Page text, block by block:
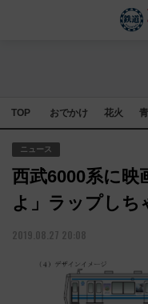
TOP おでかけ 花火
ニュース
西武6000系に映
よ」ラップしち
2019.08.27 20:08